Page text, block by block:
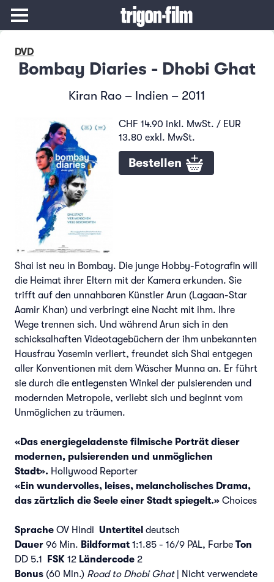
DVD
Bombay Diaries - Dhobi Ghat
Kiran Rao – Indien – 2011
CHF 14.90 inkl. MwSt. / EUR
13.80 exkl. MwSt.
Bestellen
Shai ist neu in Bombay. Die junge Hobby-Fotografin will
die Heimat ihrer Eltern mit der Kamera erkunden. Sie
trifft auf den unnahbaren Künstler Arun (Lagaan-Star
Aamir Khan) und verbringt eine Nacht mit ihm. Ihre
Wege trennen sich. Und während Arun sich in den
schicksalhaften Videotagebüchern der ihm unbekannten
Hausfrau Yasemin verliert, freundet sich Shai entgegen
aller Konventionen mit dem Wäscher Munna an. Er führt
sie durch die entlegensten Winkel der pulsierenden und
modernden Metropole, verliebt sich und beginnt vom
Unmöglichen zu träumen.
«Das energiegeladenste filmische Porträt dieser
modernen, pulsierenden und unmöglichen
Stadt». Hollywood Reporter
«Ein wundervolles, leises, melancholisches Drama,
das zärtzlich die Seele einer Stadt spiegelt.» Choices
Sprache OV Hindi Untertitel deutsch
Dauer 96 Min. Bildformat 1:1.85 - 16/9 PAL, Farbe Ton
DD 5.1
FSK 12 Ländercode 2
Bonus (60 Min.) Road to Dhobi Ghat | Nicht verwendete